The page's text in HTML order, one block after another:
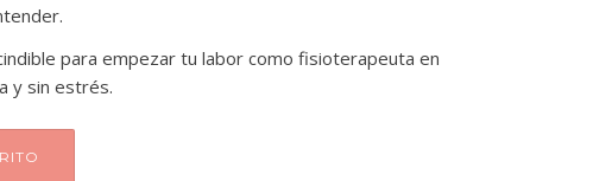
para empezar tu labor como fisioterapeuta en
y sin estrés.